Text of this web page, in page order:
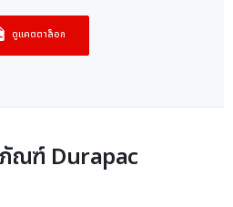
ดูแคตตาล็อก
ณฑ์ Durapac